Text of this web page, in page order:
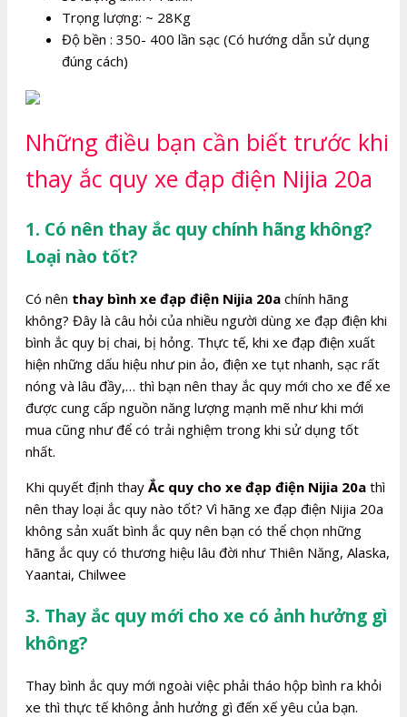
Trọng lượng: ~ 28Kg
Độ bền : 350- 400 lần sạc (Có hướng dẫn sử dụng
đúng cách)
Những điều bạn cần biết trước khi
thay ắc quy xe đạp điện Nijia 20a
1. Có nên thay ắc quy chính hãng không?
Loại nào tốt?
Có nên thay bình xe đạp điện Nijia 20a chính hãng
không? Đây là câu hỏi của nhiều người dùng xe đạp điện khi
bình ắc quy bị chai, bị hỏng. Thực tế, khi xe đạp điện xuất
hiện những dấu hiệu như pin ảo, điện xe tụt nhanh, sạc rất
nóng và lâu đầy,… thì bạn nên thay ắc quy mới cho xe để xe
được cung cấp nguồn năng lượng mạnh mẽ như khi mới
mua cũng như để có trải nghiệm trong khi sử dụng tốt
nhất.
Khi quyết định thay Ắc quy cho xe đạp điện Nijia 20a thì
nên thay loại ắc quy nào tốt? Vì hãng xe đạp điện Nijia 20a
không sản xuất bình ắc quy nên bạn có thể chọn những
hãng ắc quy có thương hiệu lâu đời như Thiên Năng, Alaska,
Yaantai, Chilwee
3. Thay ắc quy mới cho xe có ảnh hưởng gì
không?
Thay bình ắc quy mới ngoài việc phải tháo hộp bình ra khỏi
xe thì thực tế không ảnh hưởng gì đến xế yêu của bạn.